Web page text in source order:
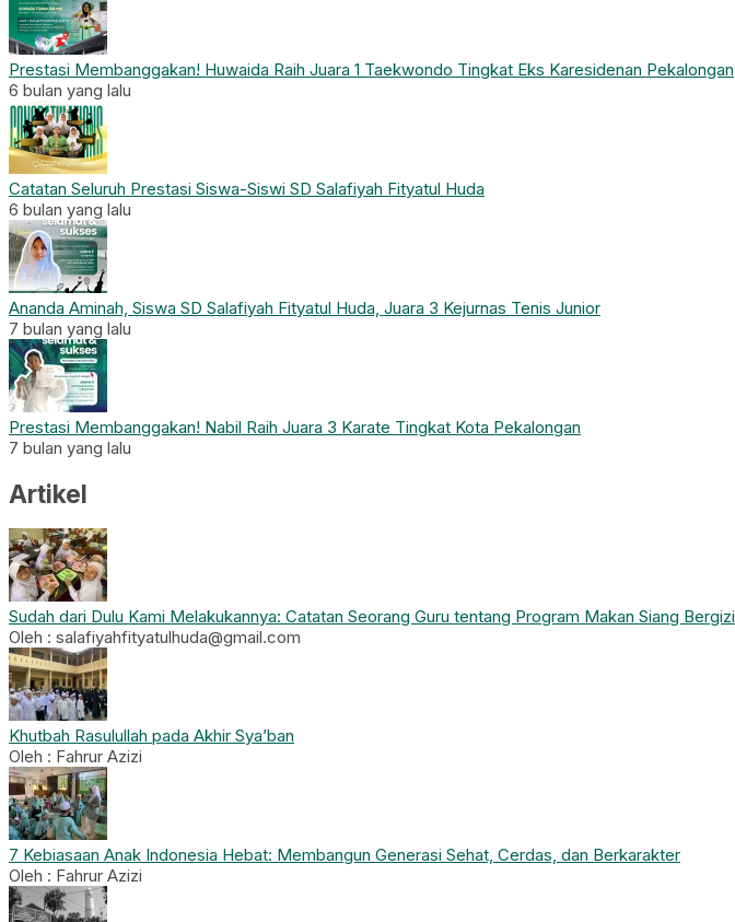
Prestasi Membanggakan! Huwaida Raih Juara 1 Taekwondo Tingkat Eks Karesidenan Pekalongan
6 bulan yang lalu
Catatan Seluruh Prestasi Siswa-Siswi SD Salafiyah Fityatul Huda
6 bulan yang lalu
Ananda Aminah, Siswa SD Salafiyah Fityatul Huda, Juara 3 Kejurnas Tenis Junior
7 bulan yang lalu
Prestasi Membanggakan! Nabil Raih Juara 3 Karate Tingkat Kota Pekalongan
7 bulan yang lalu
Artikel
Sudah dari Dulu Kami Melakukannya: Catatan Seorang Guru tentang Program Makan Siang Bergizi
Oleh : salafiyahfityatulhuda@gmail.com
Khutbah Rasulullah pada Akhir Sya’ban
Oleh : Fahrur Azizi
7 Kebiasaan Anak Indonesia Hebat: Membangun Generasi Sehat, Cerdas, dan Berkarakter
Oleh : Fahrur Azizi